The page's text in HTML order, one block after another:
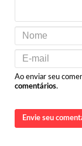
Ao enviar seu
comentários.
Envie seu